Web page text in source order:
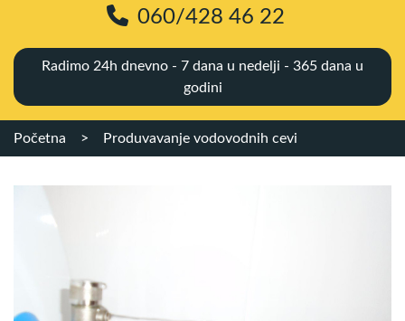
060/428 46 22
Radimo 24h dnevno - 7 dana u nedelji - 365 dana u
godini
Početna > Produvavanje vodovodnih cevi